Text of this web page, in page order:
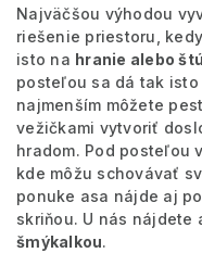
Najväčšou výhodou
riešenie priestoru,
isto na hranie alebo
posteľou sa dá tak
najmenším môžete
vežičkami vytvoriť
hradom. Pod posteľou
kde môžu schovávať
ponuke asa nájde aj
skriňou. U nás nájdete
šmýkalkou.